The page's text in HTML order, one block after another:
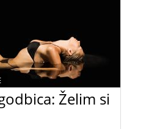
Želim si